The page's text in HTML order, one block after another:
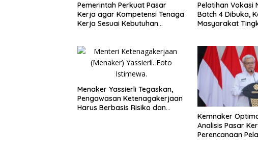
Pemerintah Perkuat Pasar
Kerja agar Kompetensi Tenaga
Kerja Sesuai Kebutuhan
Pelatihan Vokasi
Batch 4 Dibuka,
Masyarakat
Menaker Yassierli Tegaskan,
Pengawasan Ketenagakerjaan
Harus Berbasis Risiko dan
Kemnaker
Analisis Pasar
Perencanaan